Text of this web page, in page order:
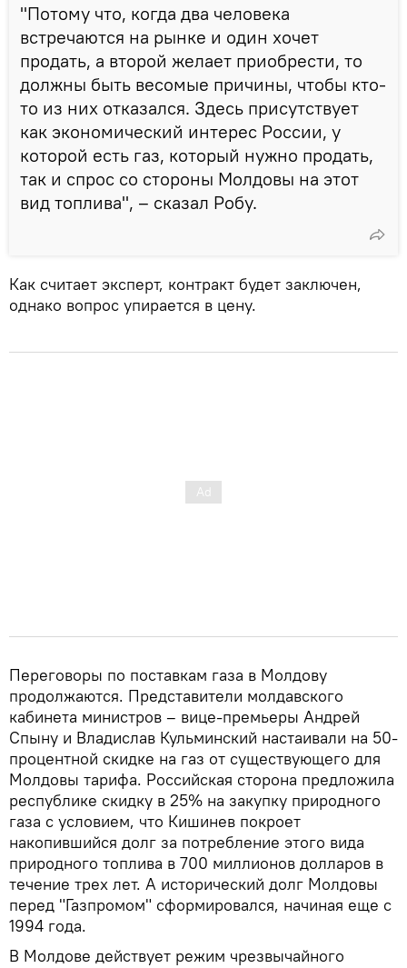
"Потому что, когда два человека
встречаются на рынке и один хочет
продать, а второй желает приобрести, то
должны быть весомые причины, чтобы кто-
то из них отказался. Здесь присутствует
как экономический интерес России, у
которой есть газ, который нужно продать,
так и спрос со стороны Молдовы на этот
вид топлива", – сказал Робу.
Как считает эксперт, контракт будет заключен,
однако вопрос упирается в цену.
Переговоры по поставкам газа в Молдову
продолжаются. Представители молдавского
кабинета министров – вице-премьеры Андрей
Спыну и Владислав Кульминский настаивали на 50-
процентной скидке на газ от существующего для
Молдовы тарифа. Российская сторона предложила
республике скидку в 25% на закупку природного
газа с условием, что Кишинев покроет
накопившийся долг за потребление этого вида
природного топлива в 700 миллионов долларов в
течение трех лет. А исторический долг Молдовы
перед "Газпромом" сформировался, начиная еще с
1994 года.
В Молдове действует режим чрезвычайного